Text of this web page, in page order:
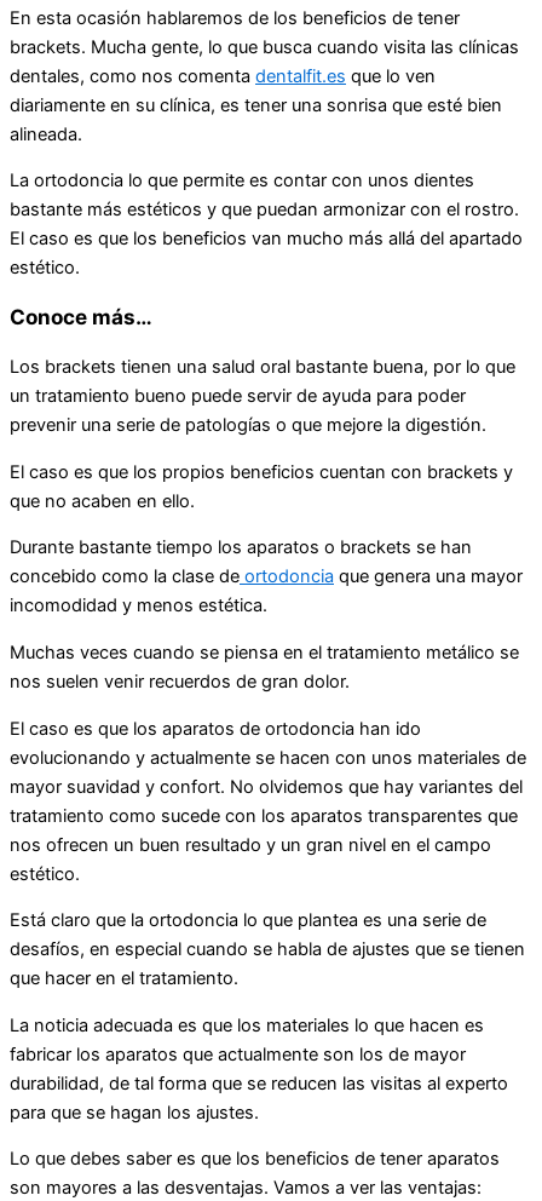
En esta ocasión hablaremos de los beneficios de tener
brackets. Mucha gente, lo que busca cuando visita las clínicas
dentales, como nos comenta dentalfit.es que lo ven
diariamente en su clínica, es tener una sonrisa que esté bien
alineada.
La ortodoncia lo que permite es contar con unos dientes
bastante más estéticos y que puedan armonizar con el rostro.
El caso es que los beneficios van mucho más allá del apartado
estético.
Conoce más…
Los brackets tienen una salud oral bastante buena, por lo que
un tratamiento bueno puede servir de ayuda para poder
prevenir una serie de patologías o que mejore la digestión.
El caso es que los propios beneficios cuentan con brackets y
que no acaben en ello.
Durante bastante tiempo los aparatos o brackets se han
concebido como la clase de ortodoncia que genera una mayor
incomodidad y menos estética.
Muchas veces cuando se piensa en el tratamiento metálico se
nos suelen venir recuerdos de gran dolor.
El caso es que los aparatos de ortodoncia han ido
evolucionando y actualmente se hacen con unos materiales de
mayor suavidad y confort. No olvidemos que hay variantes del
tratamiento como sucede con los aparatos transparentes que
nos ofrecen un buen resultado y un gran nivel en el campo
estético.
Está claro que la ortodoncia lo que plantea es una serie de
desafíos, en especial cuando se habla de ajustes que se tienen
que hacer en el tratamiento.
La noticia adecuada es que los materiales lo que hacen es
fabricar los aparatos que actualmente son los de mayor
durabilidad, de tal forma que se reducen las visitas al experto
para que se hagan los ajustes.
Lo que debes saber es que los beneficios de tener aparatos
son mayores a las desventajas. Vamos a ver las ventajas: